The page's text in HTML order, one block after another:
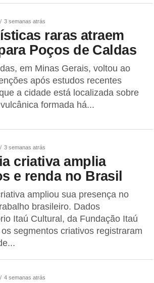
3 semanas atrás
raras atraem
Poços de Caldas
em Minas Gerais, voltou ao
após estudos recentes
a cidade está localizada sobre
formada há...
3 semanas atrás
criativa amplia
e renda no Brasil
ampliou sua presença no
brasileiro. Dados
Itaú Cultural, da Fundação Itaú
segmentos criativos registraram
4 semanas atrás